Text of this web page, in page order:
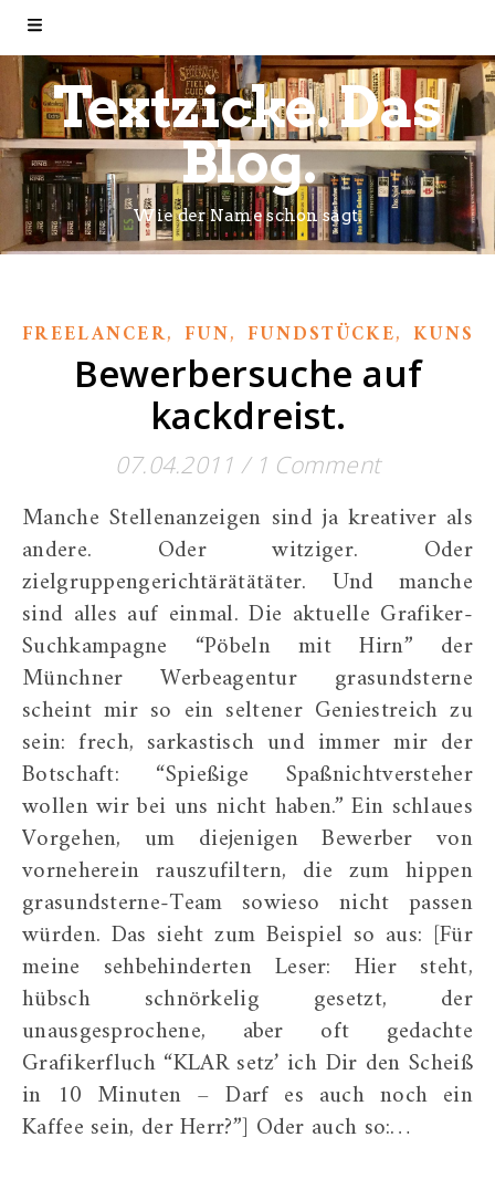
Textzicke. Das
Blog.
Wie der Name schon sagt.
FREELANCER, FUN, FUNDSTÜCKE, KUNST
Bewerbersuche auf
kackdreist.
07.04.2011 / 1 Comment
Manche Stellenanzeigen sind ja kreativer als
andere. Oder witziger. Oder
zielgruppengerichtärätätäter. Und manche
sind alles auf einmal. Die aktuelle Grafiker-
Suchkampagne “Pöbeln mit Hirn” der
Münchner Werbeagentur grasundsterne
scheint mir so ein seltener Geniestreich zu
sein: frech, sarkastisch und immer mir der
Botschaft: “Spießige Spaßnichtversteher
wollen wir bei uns nicht haben.” Ein schlaues
Vorgehen, um diejenigen Bewerber von
vorneherein rauszufiltern, die zum hippen
grasundsterne-Team sowieso nicht passen
würden. Das sieht zum Beispiel so aus: [Für
meine sehbehinderten Leser: Hier steht,
hübsch schnörkelig gesetzt, der
unausgesprochene, aber oft gedachte
Grafikerfluch “KLAR setz’ ich Dir den Scheiß
in 10 Minuten – Darf es auch noch ein
Kaffee sein, der Herr?”] Oder auch so:…